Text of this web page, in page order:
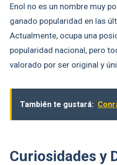
Enol no es un nombre muy
ganado popularidad en las
Actualmente, ocupa una
popularidad nacional, pero
valorado por ser original y
También te gustará:
Curiosidades y